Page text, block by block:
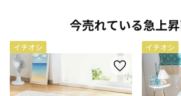
今売れている急上
イチオシ イチオシ